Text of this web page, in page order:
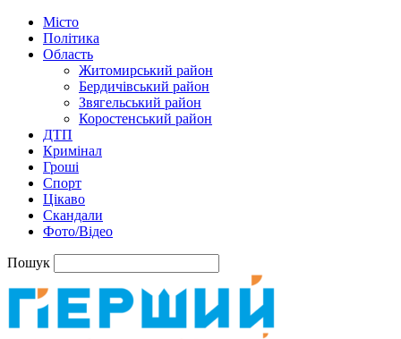
Місто
Політика
Область
Житомирський район
Бердичівський район
Звягельський район
Коростенський район
ДТП
Кримінал
Гроші
Спорт
Цікаво
Скандали
Фото/Відео
Пошук